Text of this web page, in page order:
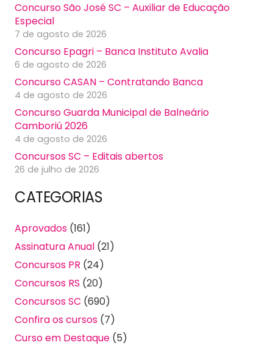
Concurso São José SC – Auxiliar de Educação
Especial
7 de agosto de 2026
Concurso Epagri – Banca Instituto Avalia
6 de agosto de 2026
Concurso CASAN – Contratando Banca
4 de agosto de 2026
Concurso Guarda Municipal de Balneário
Camboriú 2026
4 de agosto de 2026
Concursos SC – Editais abertos
26 de julho de 2026
CATEGORIAS
Aprovados (161)
Assinatura Anual (21)
Concursos PR (24)
Concursos RS (20)
Concursos SC (690)
Confira os cursos (7)
Curso em Destaque (5)